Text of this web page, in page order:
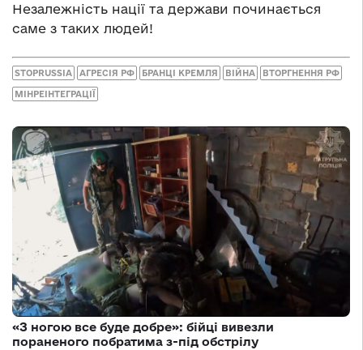
Незалежність нації та держави починається
саме з таких людей!
STOPRUSSIA АГРЕСІЯ РФ БРАНЦІ КРЕМЛЯ ВІЙНА ВТОРГНЕННЯ РФ
МІНРЕІНТЕГРАЦІЇ
«З ногою все буде добре»: бійці вивезли
пораненого побратима з-під обстрілу